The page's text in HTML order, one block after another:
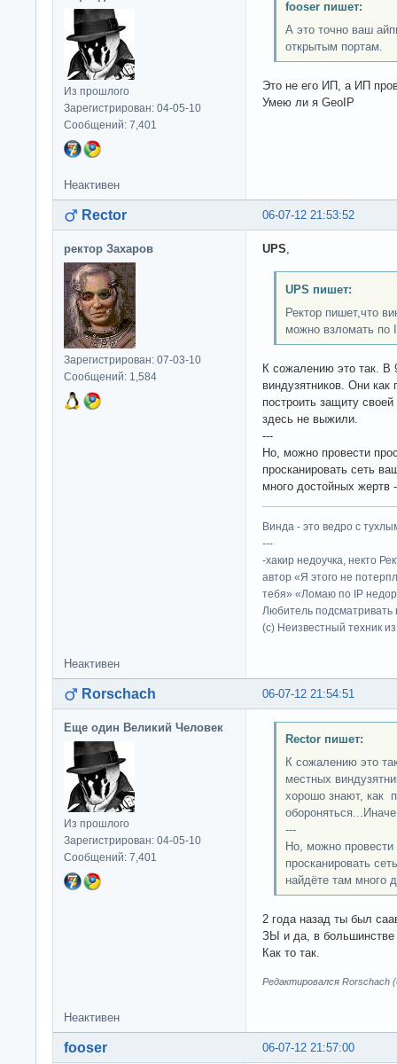
Из прошлого
Зарегистрирован: 04-05-10
Сообщений: 7,401
fooser пишет:
А это точно ваш
открытым портам.
Это не его ИП, а ИП
Умею ли я GeoIP
Неактивен
06-07-12 21:53:52
Rector
ректор Захаров
Зарегистрирован: 07-03-10
Сообщений: 1,584
UPS
UPS пишет:
Ректор пишет,что
можно взломать по
К сожалению это так. В
виндузятников. Они
построить защиту
здесь не выжили.
---
Но, можно провести
просканировать сеть
много достойных жертв
Винда - это ведро с
---
-хакир недоучка, некто
автор «Я этого не
тебя» «Ломаю по IP
Любитель подсматривать
(c) Неизвестный техник
Неактивен
06-07-12 21:54:51
Rorschach
Еще один Великий Человек
Из прошлого
Зарегистрирован: 04-05-10
Сообщений: 7,401
Rector пишет:
К сожалению это
местных
хорошо знают, как
---
Но, можно провести
просканировать
найдёте там много
2 года назад ты был
ЗЫ и да, в большинстве
Как то так.
Редактировался Rorschach
Неактивен
06-07-12 21:57:00
fooser